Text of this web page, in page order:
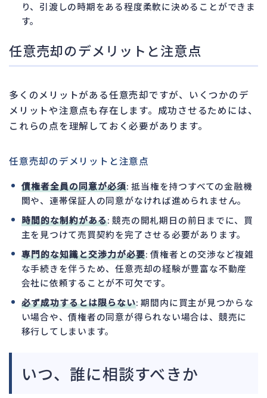
り、引渡しの時期をある程度柔軟に決めることができま
す。
任意売却のデメリットと注意点
多くのメリットがある任意売却ですが、いくつかのデ
メリットや注意点も存在します。成功させるためには、
これらの点を理解しておく必要があります。
任意売却のデメリットと注意点
債権者全員の同意が必須: 抵当権を持つすべての金融機
関や、連帯保証人の同意がなければ進められません。
時間的な制約がある: 競売の開札期日の前日までに、買
主を見つけて売買契約を完了させる必要があります。
専門的な知識と交渉力が必要: 債権者との交渉など複雑
な手続きを伴うため、任意売却の経験が豊富な不動産
会社に依頼することが不可欠です。
必ず成功するとは限らない: 期間内に買主が見つからな
い場合や、債権者の同意が得られない場合は、競売に
移行してしまいます。
いつ、誰に相談すべきか